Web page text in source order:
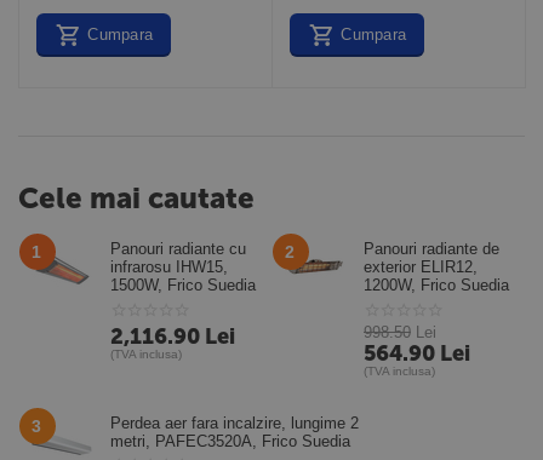
Cumpara Cumpara
Cele mai cautate
1
Panouri radiante cu
infrarosu IHW15,
1500W, Frico Suedia
2,116.90 Lei
(TVA inclusa)
2
Panouri radiante de
exterior ELIR12,
1200W, Frico Suedia
998.50 Lei
564.90 Lei
(TVA inclusa)
3
Perdea aer fara incalzire, lungime 2
metri, PAFEC3520A, Frico Suedia